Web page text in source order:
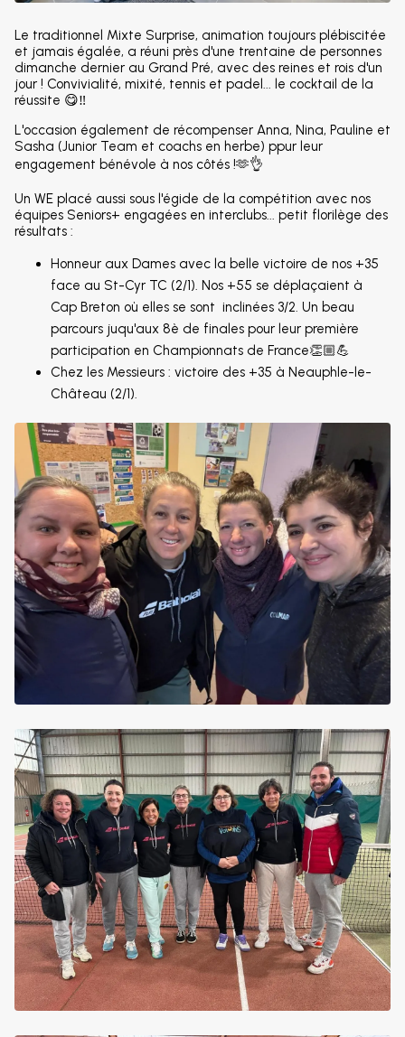
Le traditionnel Mixte Surprise, animation toujours plébiscitée
et jamais égalée, a réuni près d'une trentaine de personnes
dimanche dernier au Grand Pré, avec des reines et rois d'un
jour ! Convivialité, mixité, tennis et padel... le cocktail de la
réussite 😋‼️
L'occasion également de récompenser Anna, Nina, Pauline et
Sasha (Junior Team et coachs en herbe) ppur leur
engagement bénévole à nos côtés !🫶👌
Un WE placé aussi sous l'égide de la compétition avec nos
équipes Seniors+ engagées en interclubs... petit florilège des
résultats :
Honneur aux Dames avec la belle victoire de nos +35
face au St-Cyr TC (2/1). Nos +55 se déplaçaient à
Cap Breton où elles se sont inclinées 3/2. Un beau
parcours juqu'aux 8è de finales pour leur première
participation en Championnats de France👏🏼💪
Chez les Messieurs : victoire des +35 à Neauphle-le-
Château (2/1).